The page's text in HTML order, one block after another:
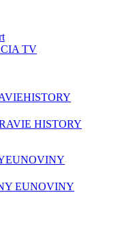
TV
HISTORY
HISTORY
EUNOVINY
EUNOVINY